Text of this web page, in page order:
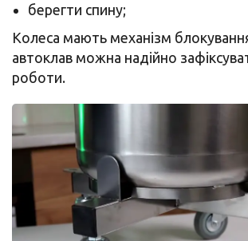
берегти спину;
Колеса мають механізм
автоклав можна надійно
роботи.